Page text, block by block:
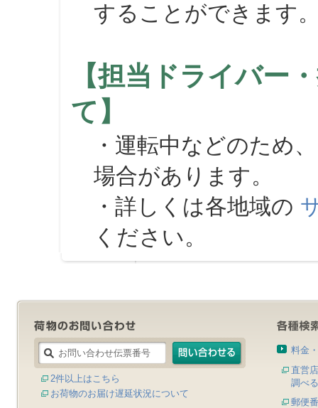
することができます
【担当ドライバー
て】
・運転中などのため
場合があります。
・詳しくは各地域の
ください。
2件以上はこちら
お荷物のお届け遅延状況について
料金
直営
調べる
郵便